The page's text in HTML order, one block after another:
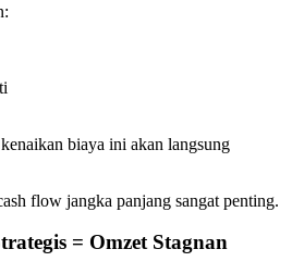
biaya ini akan langsung
flow jangka panjang sangat penting.
= Omzet Stagnan